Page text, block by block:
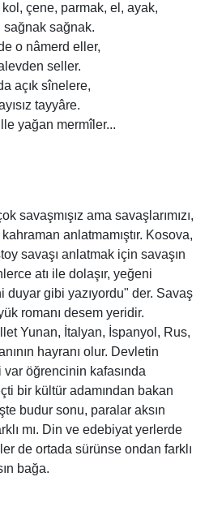
çene, parmak, el, ayak,
sağnak sağnak.
o nâmerd eller,
alevden seller.
açık sînelere,
tayyâre.
yağan mermîler...
savaşmışız ama savaşlarımızı,
anlatmamıştır. Kosova,
savaşı anlatmak için savaşın
atı ile dolaşır, yeğeni
duyar gibi yazıyordu" der. Savaş
romanı desem yeridir.
Yunan, İtalyan, İspanyol, Rus,
hayranı olur. Devletin
var öğrencinin kafasında
bir kültür adamından bakan
budur sonu, paralar aksın
mı. Din ve edebiyat yerlerde
de ortada sürünse ondan farklı
bağa.